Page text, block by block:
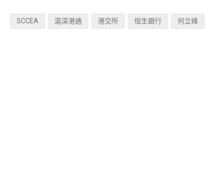
SCCEA 滬深港通 港交所 恒生銀行 何立峰